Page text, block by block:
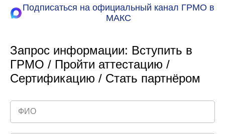
Подписаться на официальный канал ГРМО в
МАКС
Запрос информации: Вступить в
ГРМО / Пройти аттестацию /
Сертификацию / Стать партнёром